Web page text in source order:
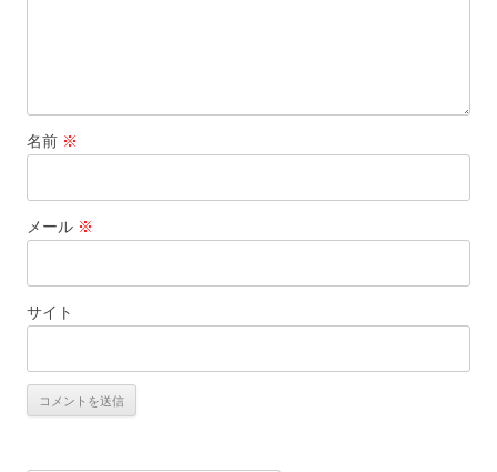
名前 ※
メール ※
サイト